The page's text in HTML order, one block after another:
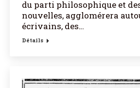
du parti philosophique et
nouvelles, agglomérera
écrivains, des…
Détails